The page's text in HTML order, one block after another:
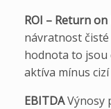
ROI – Return
návratnost
hodnota to jsou
aktíva mínus
EBITDAVýnosy